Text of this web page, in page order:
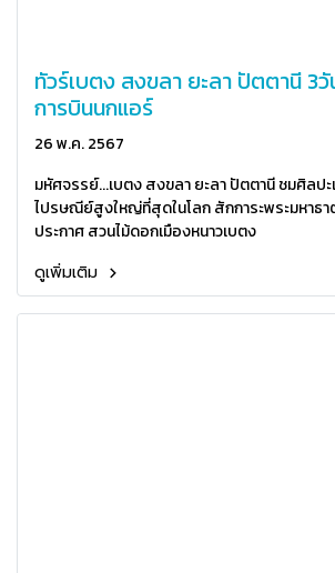
ทัวร์เบตง สงขลา ยะลา ปัตตานี 3
การบินนกแอร์
26 พ.ค. 2567
มหัศจรรย์...เบตง สงขลา ยะลา ปัตตานี ชมศิล
ไปรษณีย์สูงใหญ่ที่สุดในโลก สักการะพระมหาธ
ประกาศ สวนไม้ดอกเมืองหนาวเบตง
ดูเพิ่มเติม